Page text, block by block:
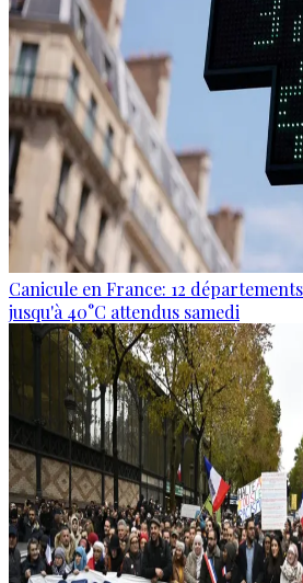
Canicule en France: 12
jusqu'à 40°C attendus samedi